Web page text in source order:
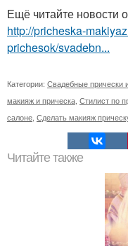
Ещё читайте новости
http://pricheska-
prichesok/svadebn...
Категории: Свадебные прически
макияж и прическа Стилист по
салоне Сделать макияж
Читайте также